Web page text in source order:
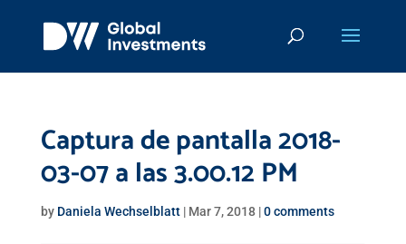
Captura de pantalla 2018-
03-07 a las 3.00.12 PM
by Daniela Wechselblatt| Mar 7, 2018|0 comments